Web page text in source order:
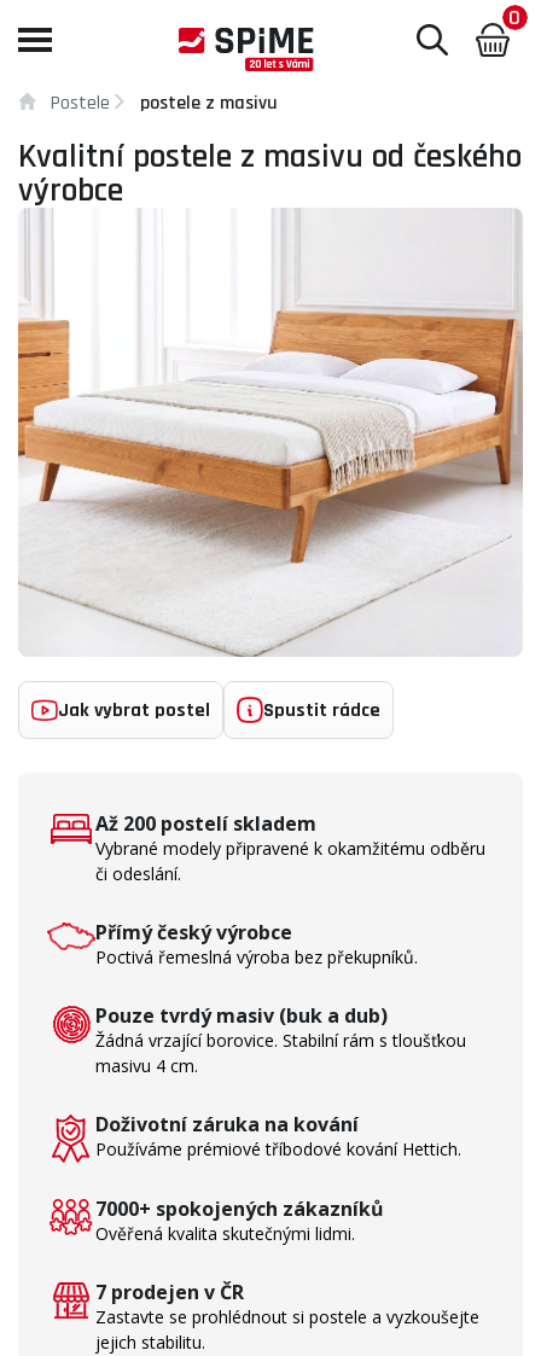
Toggle
0
Postele postele z masivu
Kvalitní postele z masivu od českého
výrobce
Jak vybrat postel Spustit rádce
Až 200 postelí skladem
Vybrané modely připravené k okamžitému odběru
či odeslání.
Přímý český výrobce
Poctivá řemeslná výroba bez překupníků.
Pouze tvrdý masiv (buk a dub)
Žádná vrzající borovice. Stabilní rám s tloušťkou
masivu 4 cm.
Doživotní záruka na kování
Používáme prémiové tříbodové kování Hettich.
7000+ spokojených zákazníků
Ověřená kvalita skutečnými lidmi.
7 prodejen v ČR
Zastavte se prohlédnout si postele a vyzkoušejte
jejich stabilitu.